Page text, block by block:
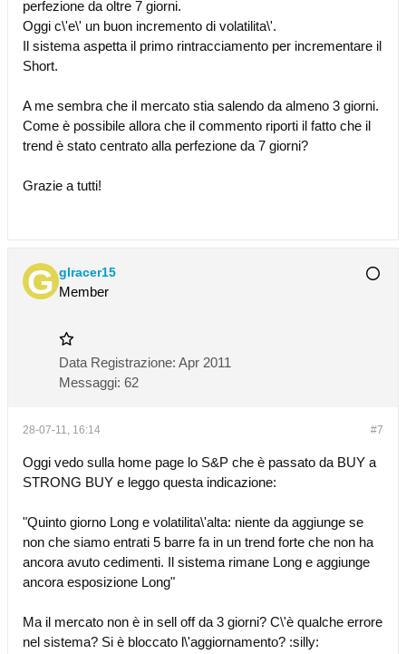
perfezione da oltre 7 giorni.
Oggi c\'e\' un buon incremento di volatilita\'.
Il sistema aspetta il primo rintracciamento per incrementare il
Short.
A me sembra che il mercato stia salendo da almeno 3 giorni.
Come è possibile allora che il commento riporti il fatto che il
trend è stato centrato alla perfezione da 7 giorni?
Grazie a tutti!
glracer15
Member
Data Registrazione: Apr 2011
Messaggi: 62
#7
28-07-11, 16:14
Oggi vedo sulla home page lo S&P che è passato da BUY a
STRONG BUY e leggo questa indicazione:
"Quinto giorno Long e volatilita\'alta: niente da aggiunge se
non che siamo entrati 5 barre fa in un trend forte che non ha
ancora avuto cedimenti. Il sistema rimane Long e aggiunge
ancora esposizione Long"
Ma il mercato non è in sell off da 3 giorni? C\'è qualche errore
nel sistema? Si è bloccato l\'aggiornamento? :silly: